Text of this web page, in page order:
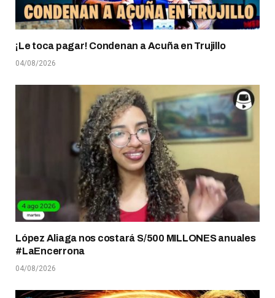
¡Le toca pagar! Condenan a Acuña en Trujillo
04/08/2026
López Aliaga nos costará S/500 MILLONES anuales
#LaEncerrona
04/08/2026